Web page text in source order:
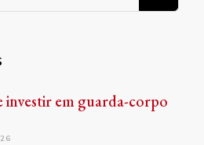
investir em guarda-corpo